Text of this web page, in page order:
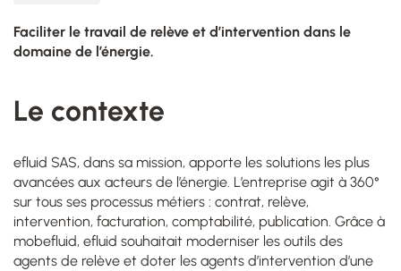
Faciliter le travail de relève et d’intervention dans le
domaine de l’énergie.
Le contexte
efluid SAS, dans sa mission, apporte les solutions les plus
avancées aux acteurs de l’énergie. L’entreprise agit à 360°
sur tous ses processus métiers : contrat, relève,
intervention, facturation, comptabilité, publication. Grâce à
mobefluid, efluid souhaitait moderniser les outils des
agents de relève et doter les agents d’intervention d’une